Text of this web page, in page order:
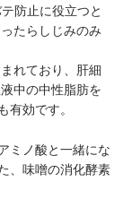
防止に役立つと
たらしじみのみ
れており、肝細
中の中性脂肪を
効です。
ミノ酸と一緒にな
、味噌の消化酵素